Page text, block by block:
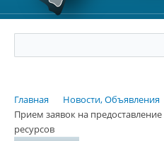
Главная
Новости, Объявления
Прием заявок на
ресурсов